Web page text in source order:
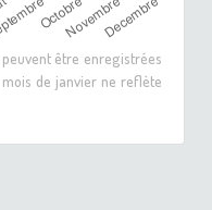
être enregistrées
de janvier ne reflète